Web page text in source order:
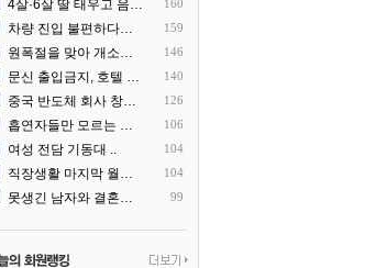
4살·6살 딸 태우고 음주운.. 160
차량 진입 불편하다고 도로 .. 159
원폭절을 맞아 개소리를 늘어.. 146
문신 출입금지, 호텔 헬스장.. 140
중국 반도체 회사 창신메모리.. 126
흡연자들만 모르는 냄새 ㄷㄷ 106
여성 전담 기동대 .. 104
직장생활 마지막 월급 명세서 104
못생긴 남자와 결혼해서 후회.. 99